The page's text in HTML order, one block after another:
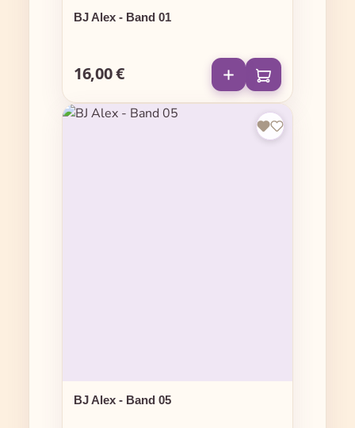
BJ Alex - Band 01
Regulärer Preis:
16,00 €
BJ Alex - Band 05